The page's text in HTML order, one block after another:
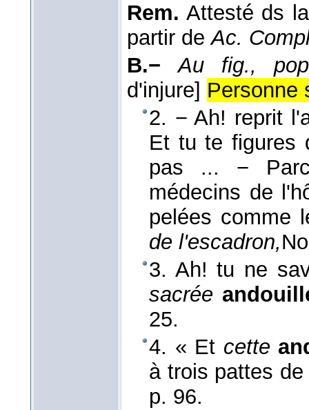
Rem. Attesté ds
partir deAc.
B.−
Au fig.,
d'injure] Personne
2. − Ah! reprit
Et tu te figures
pas ... −
médecins de
pelées comme
de l'escadron,
3. Ah! tu ne
sacrée
25.
4. « Et cette
à trois pattes
p. 96.